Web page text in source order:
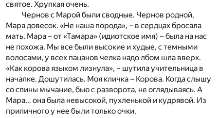
святое. Хрупкая очень.
Чернов с Марой были сводные. Чернов родной,
Мара довесок. «Не наша порода», – в сердцах бросала
мать. Мара – от «Тамара» (идиотское имя) – была на нас
не похожа. Мы все были высокие и худые, с темными
волосами, у всех пацанов челка надо лбом шла вверх.
«Как корова языком лизнула», – шутила учительница в
началке. Дошутилась. Моя кличка – Корова. Когда слышу
со спины мычание, бью с разворота, не оглядываясь. А
Мара… она была невысокой, пухленькой и кудрявой. Из
приличного у нее были только очки.